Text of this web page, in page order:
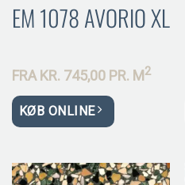
EM 1078 AVORIO XL
FRA KR. 745,00 PR. M2
KØB ONLINE